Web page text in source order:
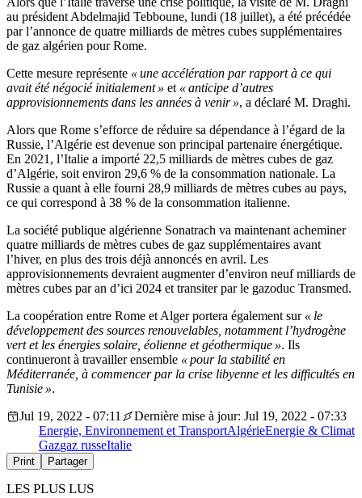
au président Abdelmajid Tebboune, lundi (18 juillet), a été précédée
par l’annonce de quatre milliards de mètres cubes supplémentaires
de gaz algérien pour Rome.
Cette mesure représente « une accélération par rapport à ce qui
avait été négocié initialement » et « anticipe d’autres
approvisionnements dans les années à venir », a déclaré M. Draghi.
Alors que Rome s’efforce de réduire sa dépendance à l’égard de la
Russie, l’Algérie est devenue son principal partenaire énergétique.
En 2021, l’Italie a importé 22,5 milliards de mètres cubes de gaz
d’Algérie, soit environ 29,6 % de la consommation nationale. La
Russie a quant à elle fourni 28,9 milliards de mètres cubes au pays,
ce qui correspond à 38 % de la consommation italienne.
La société publique algérienne Sonatrach va maintenant acheminer
quatre milliards de mètres cubes de gaz supplémentaires avant
l’hiver, en plus des trois déjà annoncés en avril. Les
approvisionnements devraient augmenter d’environ neuf milliards de
mètres cubes par an d’ici 2024 et transiter par le gazoduc Transmed.
La coopération entre Rome et Alger portera également sur « le
développement des sources renouvelables, notamment l’hydrogène
vert et les énergies solaire, éolienne et géothermique ». Ils
continueront à travailler ensemble « pour la stabilité en
Méditerranée, à commencer par la crise libyenne et les difficultés en
Tunisie ».
Jul 19, 2022 - 07:11
Dernière mise à jour: Jul 19, 2022 - 07:33
Energie, Environnement et TransportAlgérieEnergie & Climat
Gazgaz russeItalie
Print Partager
LES PLUS LUS